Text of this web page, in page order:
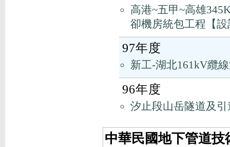
高港~五甲~高雄
卻機房統包工程【設
97年度
新工-湖北161kV纜
96年度
汐止段山岳隧道及
中華民國地下管道